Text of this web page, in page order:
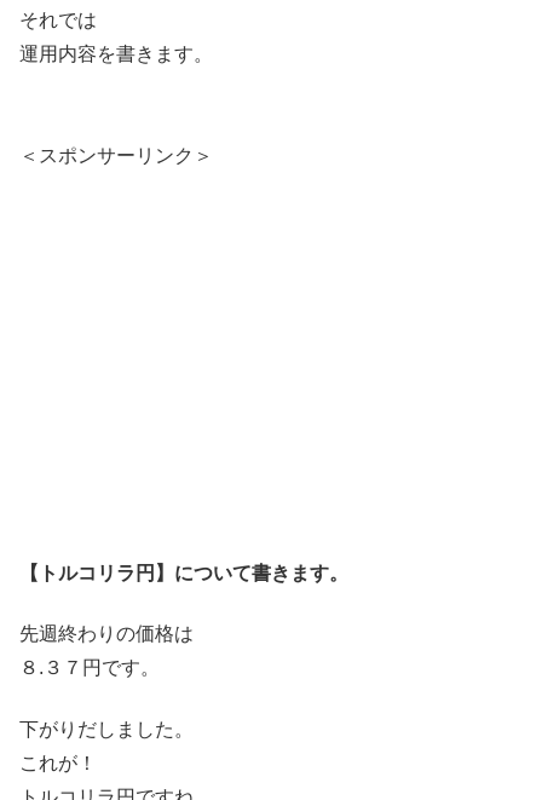
それでは
運用内容を書きます。
＜スポンサーリンク＞
【トルコリラ円】について書きます。
先週終わりの価格は
８.３７円です。
下がりだしました。
これが！